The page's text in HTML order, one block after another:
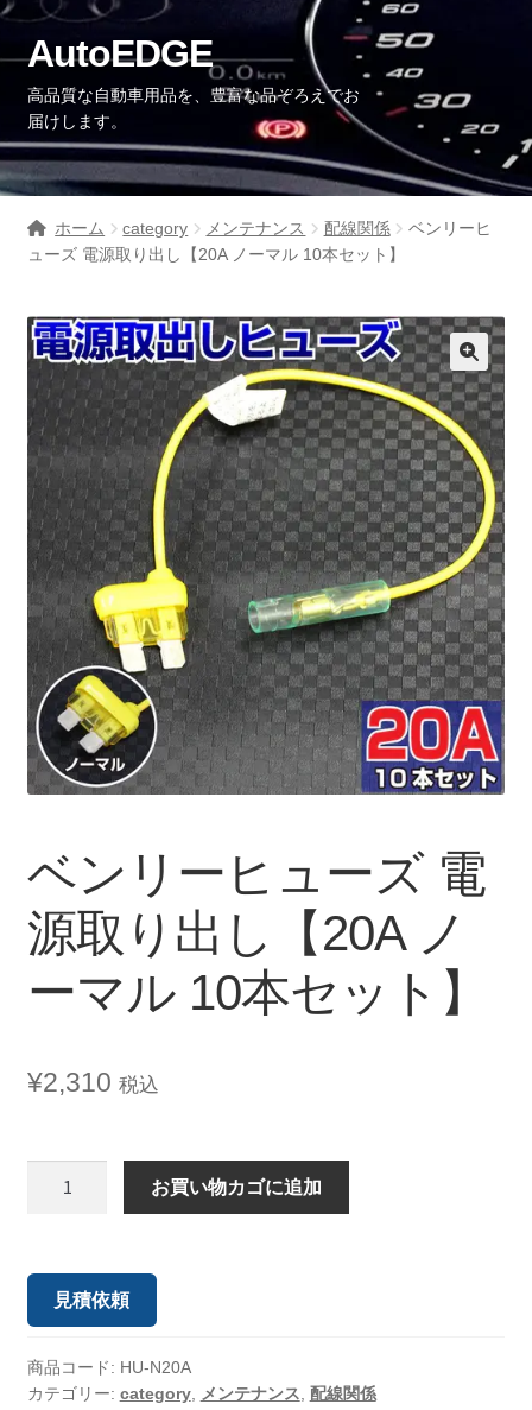
AutoEDGE
高品質な自動車用品を、豊富な品ぞろえでお
届けします。
ホーム category メンテナンス 配線関係
ベンリーヒ
ューズ 電源取り出し【20A ノーマル 10本セット】
ベンリーヒューズ 電
源取り出し【20A ノ
ーマル 10本セット】
¥2,310 税込
お買い物カゴに追加
見積依頼
商品コード: HU-N20A
カテゴリー: category, メンテナンス 配線関係